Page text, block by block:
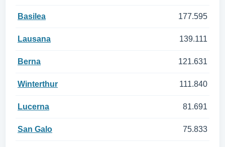
Basilea 177.595
Lausana 139.111
Berna 121.631
Winterthur 111.840
Lucerna 81.691
San Galo 75.833